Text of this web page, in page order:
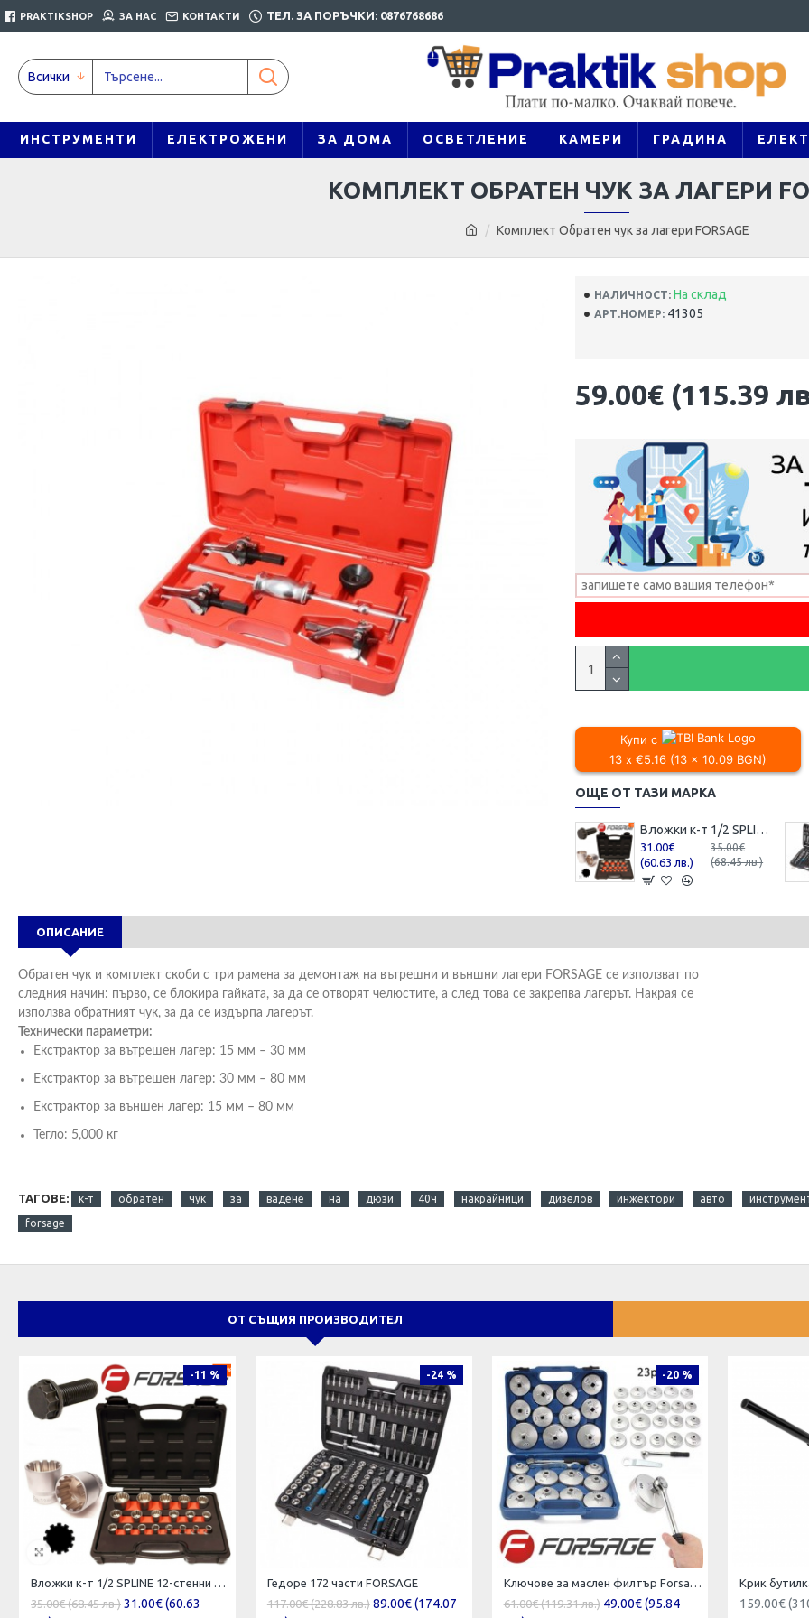
PRAKTIKSHOP ЗА НАС КОНТАКТИ ТЕЛ. ЗА ПОРЪЧКИ: 0876768686
Всички
ИНСТРУМЕНТИ ЕЛЕКТРОЖЕНИ ЗА ДОМА ОСВЕТЛЕНИЕ КАМЕРИ ГРАДИНА
Комплект Обратен чук за лагери FORSAGE
КОМПЛЕКТ ОБРАТЕН ЧУК ЗА ЛАГЕРИ
НАЛИЧНОСТ: На склад
АРТ.НОМЕР: 41305
59.00€ (115.39
Купи с
13 x €5.16 (13 x 10.09 BGN)
ОЩЕ ОТ ТАЗИ МАРКА
Вложки к-т 1/2 SPLINE 12-стенни Forsage F-4194-9
31.00€
(60.63 лв.)
35.00€
(68.45 лв.)
ОПИСАНИЕ
Обратен чук и комплект скоби с три рамена за демонтаж на вътрешни и външни лагери FORSAGE се използват по
следния начин: първо, се блокира гайката, за да се отворят челюстите, а след това се закрепва лагерът. Накрая се
използва обратният чук, за да се издърпа лагерът.
Технически параметри:
Екстрактор за вътрешен лагер: 15 мм – 30 мм
Екстрактор за вътрешен лагер: 30 мм – 80 мм
Екстрактор за външен лагер: 15 мм – 80 мм
Тегло: 5,000 кг
ТАГОВЕ: к-т обратен чук за вадене на дюзи 40ч накрайници дизелов инжектори авто
forsage
ОТ СЪЩИЯ ПРОИЗВОДИТЕЛ
-11 %
Вложки к-т 1/2 SPLINE 12-стенни Forsage F-4194-9
35.00€ (68.45 лв.) 31.00€ (60.63
-24 %
Гедоре 172 части FORSAGE
117.00€ (228.83 лв.) 89.00€ (174.07
-20 %
Ключове за маслен филтър Forsage , универсални 1/2", 23 части к-т
61.00€ (119.31 лв.) 49.00€ (95.84
159.00€